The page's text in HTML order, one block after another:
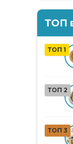
ТОП
ТОП 1
ТОП 2
ТОП 3